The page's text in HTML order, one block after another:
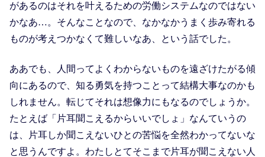
があるのはそれを叶えるための労働システムなのではない
かなあ…。そんなことなので、なかなかうまく歩み寄れる
ものが考えつかなくて難しいなあ、という話でした。
ああでも、人間ってよくわからないものを遠ざけたがる傾
向にあるので、知る勇気を持つことって結構大事なのかも
しれません。転じてそれは想像力にもなるのでしょうか。
たとえば「片耳聞こえるからいいでしょ」なんていうの
は、片耳しか聞こえないひとの苦悩を全然わかってないな
と思うんですよ。わたしとてそこまで片耳が聞こえない人